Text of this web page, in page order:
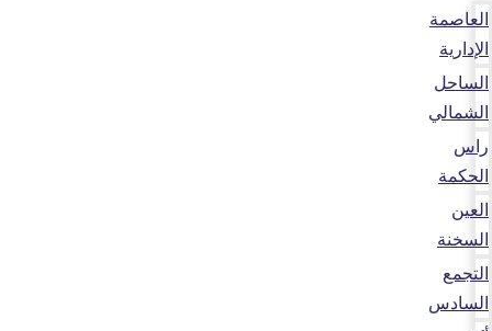
العاصمة
الإدارية
الساحل
الشمالي
راس
الحكمة
العين
السخنة
التجمع
السادس